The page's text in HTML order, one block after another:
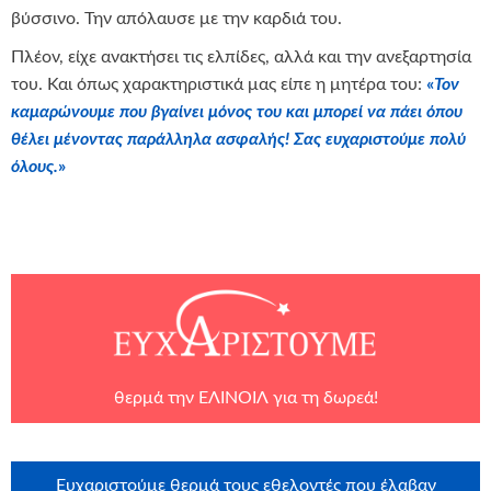
βύσσινο. Την απόλαυσε με την καρδιά του.
Πλέον, είχε ανακτήσει τις ελπίδες, αλλά και την ανεξαρτησία
του. Και όπως χαρακτηριστικά μας είπε η μητέρα του: «Τον
καμαρώνουμε που βγαίνει μόνος του και μπορεί να πάει όπου
θέλει μένοντας παράλληλα ασφαλής! Σας ευχαριστούμε πολύ
όλους.»
θερμά τηνΕΛΙΝΟΙΛγια τη δωρεά!
Ευχαριστούμε θερμά τους εθελοντές που έλαβαν